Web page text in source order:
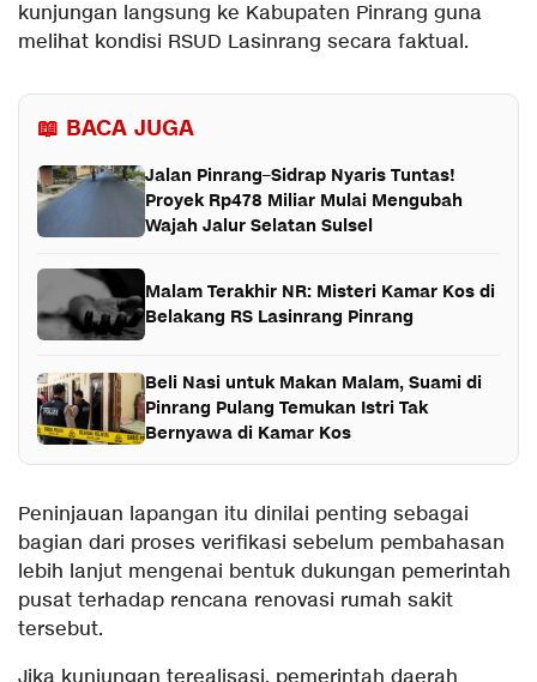
kunjungan langsung ke Kabupaten Pinrang guna
melihat kondisi RSUD Lasinrang secara faktual.
📖 BACA JUGA
Jalan Pinrang–Sidrap Nyaris Tuntas!
Proyek Rp478 Miliar Mulai Mengubah
Wajah Jalur Selatan Sulsel
Malam Terakhir NR: Misteri Kamar Kos di
Belakang RS Lasinrang Pinrang
Beli Nasi untuk Makan Malam, Suami di
Pinrang Pulang Temukan Istri Tak
Bernyawa di Kamar Kos
Peninjauan lapangan itu dinilai penting sebagai
bagian dari proses verifikasi sebelum pembahasan
lebih lanjut mengenai bentuk dukungan pemerintah
pusat terhadap rencana renovasi rumah sakit
tersebut.